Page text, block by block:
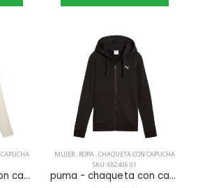
puma - chaqueta con capucha ess elevated comfort tr para mujer
MUJER, ROPA,CHAQUETA CON CAPUCHA
SKU: 682406 01
puma - chaqueta con capucha ess puma logo para mujer